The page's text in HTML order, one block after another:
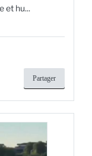
et hu...
Partager